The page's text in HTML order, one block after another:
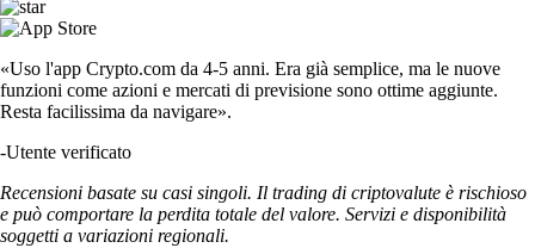
«Uso l'app Crypto.com da 4-5 anni. Era già semplice, ma le nuove
funzioni come azioni e mercati di previsione sono ottime aggiunte.
Resta facilissima da navigare».
-Utente verificato
Recensioni basate su casi singoli. Il trading di criptovalute è rischioso
e può comportare la perdita totale del valore. Servizi e disponibilità
soggetti a variazioni regionali.